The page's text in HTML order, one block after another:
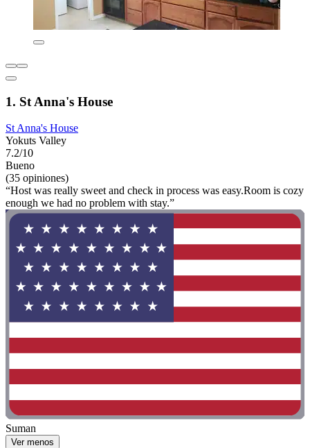
1. St Anna's House
St Anna's House
Yokuts Valley
7.2/10
Bueno
(35 opiniones)
“Host was really sweet and check in process was easy.Room is cozy
enough we had no problem with stay.”
Suman
Ver menos